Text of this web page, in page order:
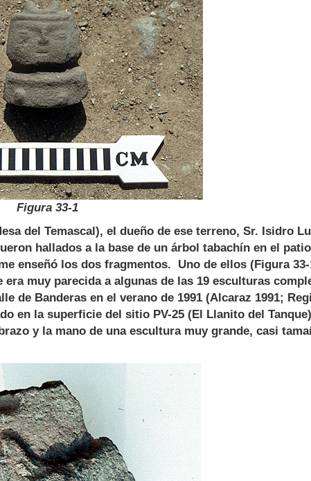
Figura 33-1
del Temascal), el dueño de ese terreno, Sr. Isidro
hallados a la base de un árbol tabachín en el
enseñó los dos fragmentos. Uno de ellos (Figura
muy parecida a algunas de las 19 esculturas
de Banderas en el verano de 1991 (Alcaraz 1991;
en la superficie del sitio PV-25 (El Llanito del
y la mano de una escultura muy grande, casi